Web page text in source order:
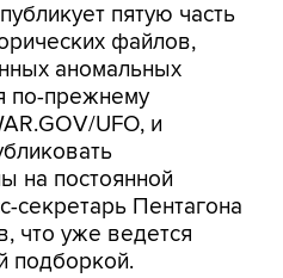
пятую часть
файлов,
аномальных
по-прежнему
UFO, и
на постоянной
секретарь Пентагона
что уже ведется
подборкой.